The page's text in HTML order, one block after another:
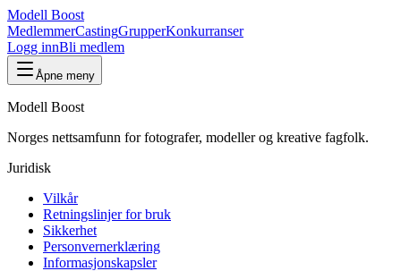
Modell Boost
MedlemmerCastingGrupperKonkurranser
Logg innBli medlem
Åpne meny
Modell Boost
Norges nettsamfunn for fotografer, modeller og kreative fagfolk.
Juridisk
Vilkår
Retningslinjer for bruk
Sikkerhet
Personvernerklæring
Informasjonskapsler